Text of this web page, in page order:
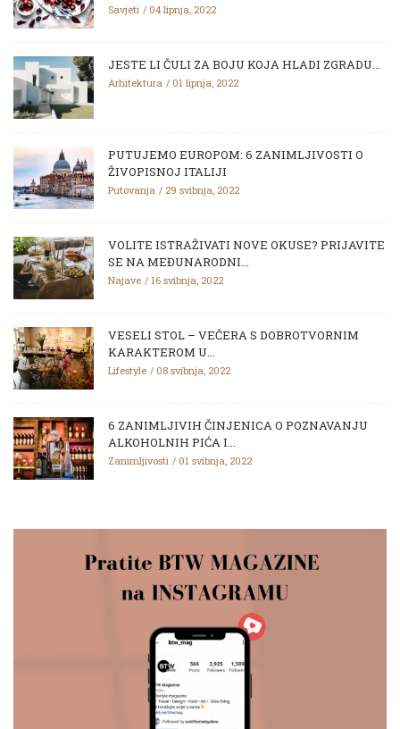
Savjeti 04 lipnja, 2022
JESTE LI ČULI ZA BOJU KOJA HLADI ZGRADU...
Arhitektura 01 lipnja, 2022
PUTUJEMO EUROPOM: 6 ZANIMLJIVOSTI O
ŽIVOPISNOJ ITALIJI
Putovanja 29 svibnja, 2022
VOLITE ISTRAŽIVATI NOVE OKUSE? PRIJAVITE
SE NA MEĐUNARODNI...
Najave 16 svibnja, 2022
VESELI STOL – VEČERA S DOBROTVORNIM
KARAKTEROM U...
Lifestyle 08 svibnja, 2022
6 ZANIMLJIVIH ČINJENICA O POZNAVANJU
ALKOHOLNIH PIĆA I...
Zanimljivosti 01 svibnja, 2022